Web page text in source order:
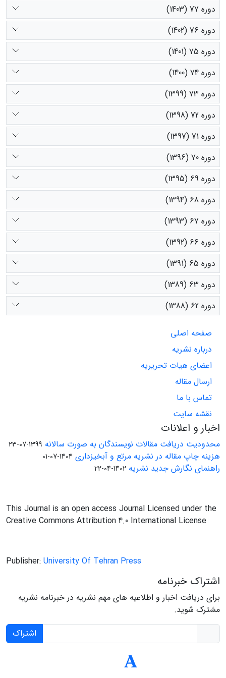
دوره 77 (1403)
دوره 76 (1402)
دوره 75 (1401)
دوره 74 (1400)
دوره 73 (1399)
دوره 72 (1398)
دوره 71 (1397)
دوره 70 (1396)
دوره 69 (1395)
دوره 68 (1394)
دوره 67 (1393)
دوره 66 (1392)
دوره 65 (1391)
دوره 63 (1389)
دوره 62 (1388)
صفحه اصلی
درباره نشریه
اعضای هیات تحریریه
ارسال مقاله
تماس با ما
نقشه سایت
اخبار و اعلانات
محدودیت دریافت مقالات نویسندگان به صورت سالانه 1399-07-23
هزینه چاپ مقاله در نشریه مرتع و آبخیزداری 1404-07-01
راهنمای نگارش جدید نشریه 1402-04-22
This Journal is an open access Journal Licensed under the
Creative Commons Attribution 4.0 International License
Publisher: University Of Tehran Press
اشتراک خبرنامه
برای دریافت اخبار و اطلاعیه های مهم نشریه در خبرنامه نشریه
مشترک شوید.
اشتراک